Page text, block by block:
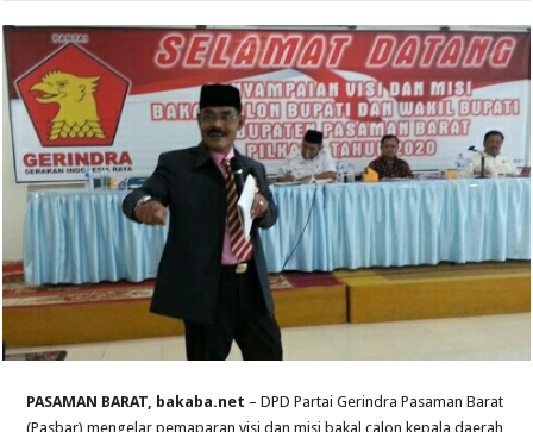
PASAMAN BARAT, bakaba.net – DPD Partai Gerindra Pasaman Barat
(Pasbar) mengelar pemaparan visi dan misi bakal calon kepala daerah